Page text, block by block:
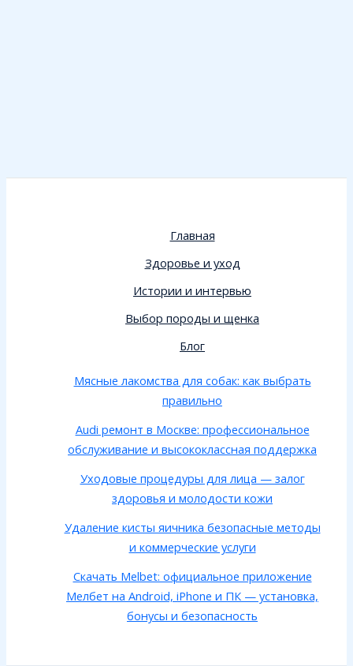
Главная
Здоровье и уход
Истории и интервью
Выбор породы и щенка
Блог
Мясные лакомства для собак: как выбрать
правильно
Audi ремонт в Москве: профессиональное
обслуживание и высококлассная поддержка
Уходовые процедуры для лица — залог
здоровья и молодости кожи
Удаление кисты яичника безопасные методы
и коммерческие услуги
Скачать Melbet: официальное приложение
Мелбет на Android, iPhone и ПК — установка,
бонусы и безопасность